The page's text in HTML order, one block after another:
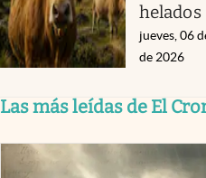
helados
jueves, 06
de 2026
Las más leídas de El